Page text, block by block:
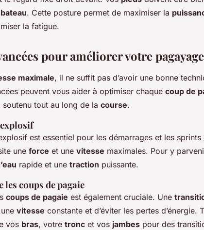
bateau. Cette posture permet de maximiser la
la fatigue.
pour améliorer votre pagayage
maximale, il ne suffit pas d’avoir une bonne
peuvent vous aider à optimiser chaque coup de
soutenu tout au long de la course.
est essentiel pour les démarrages et les
une force et une vitesse maximales. Pour y
rapide et une traction puissante.
coups de pagaie
coups de pagaie est également cruciale. Une
vitesse constante et d’éviter les pertes d’énergie.
vos bras, votre tronc et vos jambes pour des